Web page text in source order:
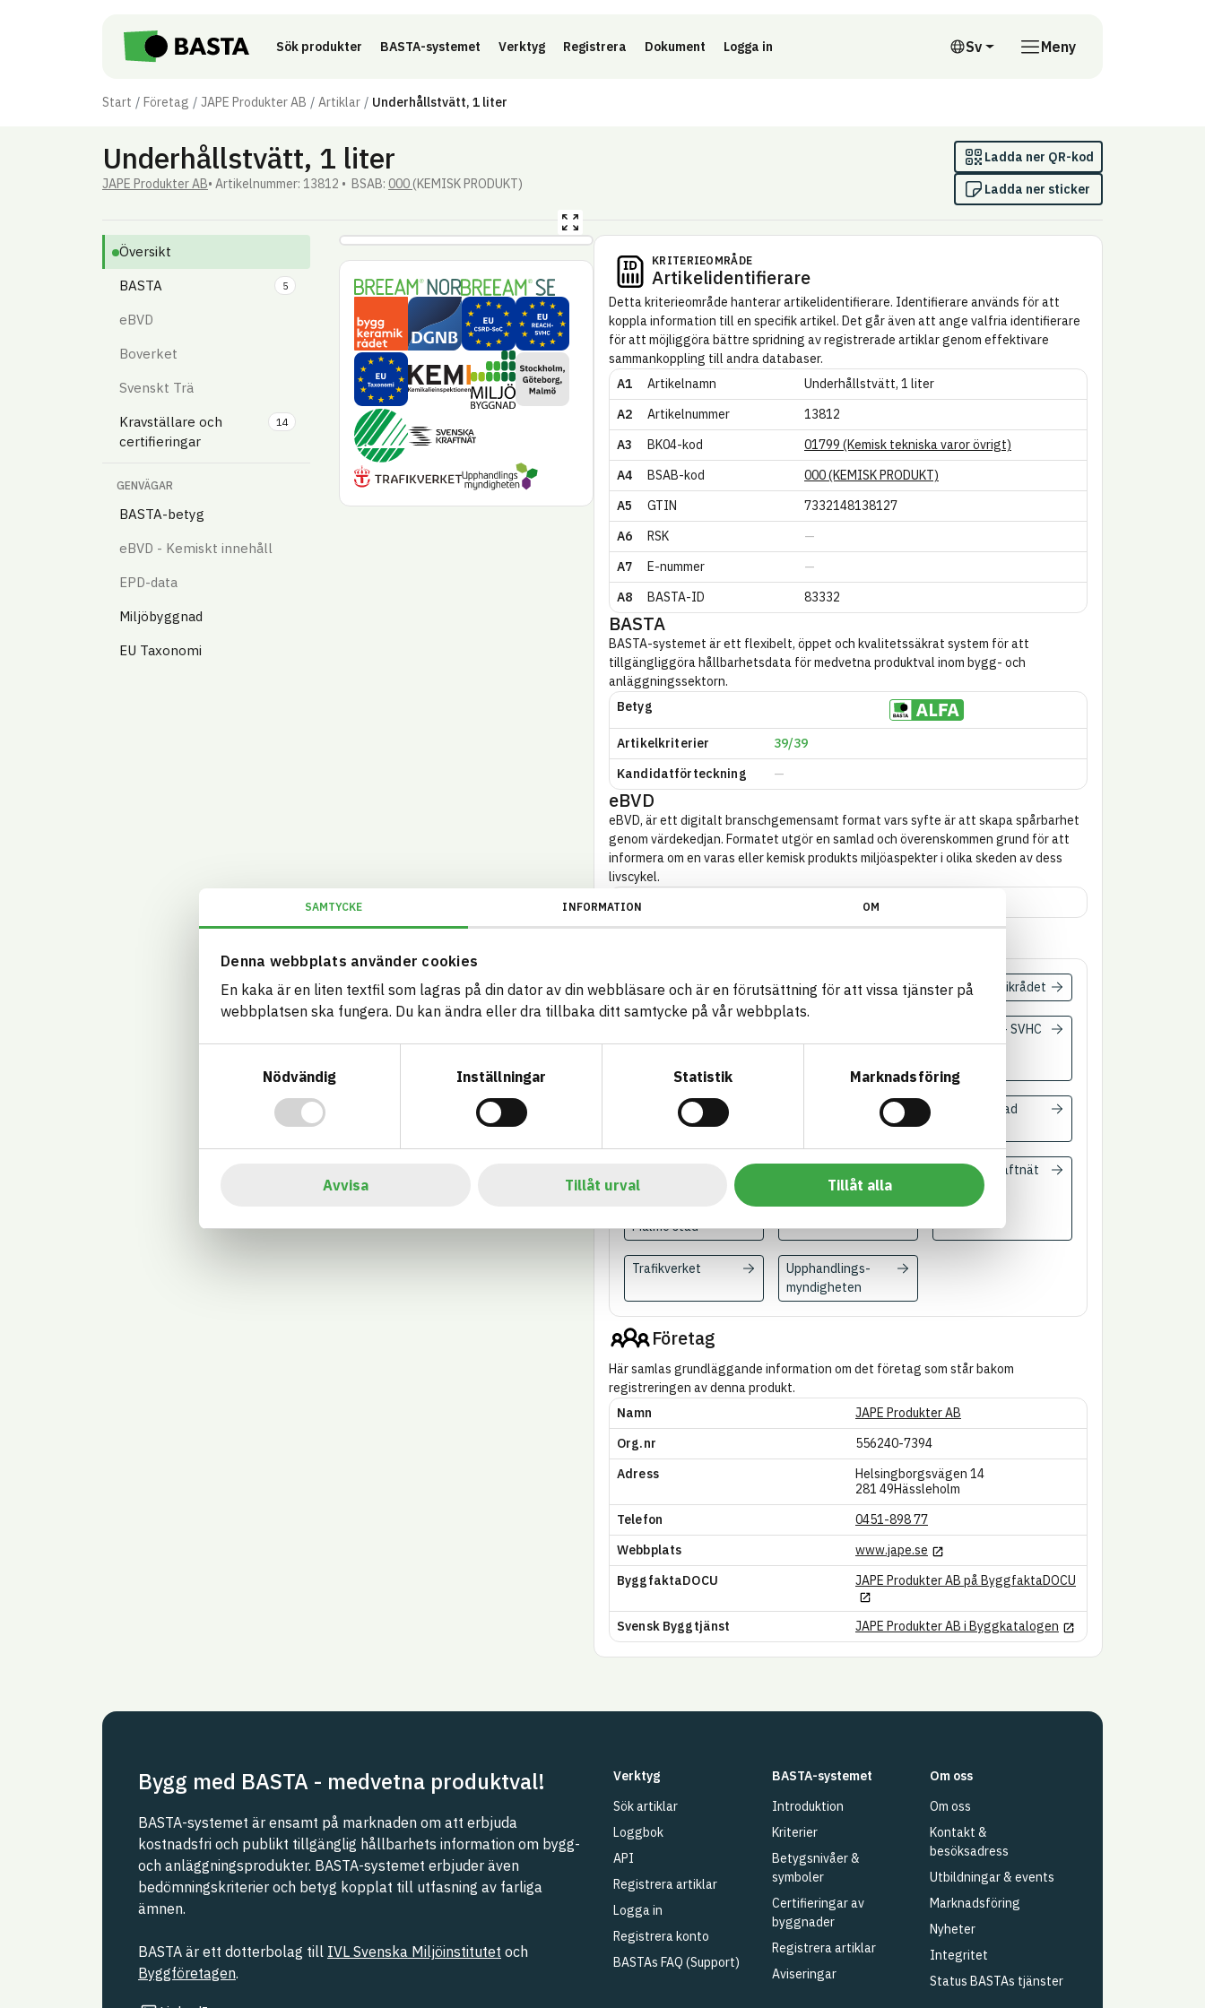
SAMTYCKE INFORMATION OM
Denna webbplats använder cookies
En kaka är en liten textfil som lagras på din dator av din webbläsare och är en förutsättning för att vissa tjänster på
webbplatsen ska fungera. Du kan ändra eller dra tillbaka ditt samtycke på vår webbplats.
Nödvändig
Inställningar Statistik Marknadsföring
Avvisa Tillåt urval Tillåt alla
Sök produkter BASTA-systemet Verktyg Registrera Dokument Logga in Sv
Svenska
Meny
Start Företag JAPE Produkter AB Artiklar Underhållstvätt, 1 liter
Underhållstvätt, 1 liter
JAPE Produkter AB Artikel­nummer: 13812 BSAB: 000(KEMISK PRODUKT)
Ladda ner QR-kod
Ladda ner sticker
Översikt
BASTA
5
eBVD
Boverket
Svenskt Trä
Kravställare och
certifieringar
14
GENVÄGAR
BASTA-betyg
eBVD - Kemiskt innehåll
EPD-data
Miljöbyggnad
EU Taxonomi
Förstora bild
BREEAM NOR
BREEAM SE
Byggkeramikrådet
DGNB – Danmark
EU CSRD – Substances of concern (SoC)
EU REACH – SVHC
EU Taxonomi
Kemikalie­inspektionen
MiljöbyggnadMiljökrav Stockholms, Göteborgs eller Malmö stad
Svanen – Nya byggnader
Svenska kraftnät
Trafikverket Upphandlings­myndigheten
KRITERIE­OMRÅDE
Artikel­identifierare
Detta kriterie­område hanterar artikel­identifierare. Identifierare används för att
koppla information till en specifik artikel. Det går även att ange valfria identifierare
för att möjliggöra bättre spridning av registrerade artiklar genom effektivare
sammankoppling till andra databaser.
A1
Artikelnamn
Underhållstvätt, 1 liter
A2
Artikel­nummer
13812
A3
BK04-kod
01799 (Kemisk tekniska varor övrigt)
A4
BSAB-kod
000 (KEMISK PRODUKT)
A5
GTIN
7332148138127
A6
RSK
A7
E-nummer
A8
BASTA-ID 83332
BASTA
BASTA-systemet är ett flexibelt, öppet och kvalitetssäkrat system för att
tillgängliggöra hållbarhetsdata för medvetna produktval inom bygg- och
anläggningssektorn.
Betyg
Artikel­kriterier
39/39
Kandidatförteckning
eBVD
eBVD, är ett digitalt bransch­gemensamt format vars syfte är att skapa spårbarhet
genom värde­kedjan. Formatet utgör en samlad och överens­kommen grund för att
informera om en varas eller kemisk produkts miljö­aspekter i olika skeden av dess
livscykel.
ID
Kravställare och certifieringar
BREEAM NOR BREEAM SE Byggkeramikrådet
Substances of
EU REACH – SVHC
EU Taxonomi Miljöbyggnad
Stockholms,
Malmö stad
byggnader
Svenska kraftnät
Trafikverket
Upphandlings­
myndigheten
Företag
Här samlas grundläggande information om det företag som står bakom
registreringen av denna produkt.
Namn
JAPE Produkter AB
Org.nr
556240-7394
Adress
Helsingborgsvägen 14
281 49Hässleholm
Telefon
0451-898 77
Webbplats
www.jape.se Länk till annan webbplats
ByggfaktaDOCU
JAPE Produkter AB på ByggfaktaDOCU
Svensk Byggtjänst JAPE Produkter AB i Byggkatalogen Länk till annan webbplats
Bygg med BASTA - medvetna produktval!
BASTA-systemet är ensamt på marknaden om att erbjuda
kostnadsfri och publikt tillgänglig hållbarhets information om bygg-
och anläggningsprodukter. BASTA-systemet erbjuder även
bedömningskriterier och betyg kopplat till utfasning av farliga
ämnen.
BASTA är ett dotterbolag till IVL Svenska Miljöinstitutet och
Byggföretagen.
Verktyg
Sök artiklar
Loggbok
API
Registrera artiklar
Logga in
Registrera konto
BASTAs FAQ (Support)
BASTA-systemet
Introduktion
Kriterier
Betygsnivåer &
symboler
Certifieringar av
byggnader
Registrera artiklar
Aviseringar
Om oss
Om oss
Kontakt &
besöksadress
Utbildningar & events
Marknadsföring
Nyheter
Integritet
Status BASTAs tjänster